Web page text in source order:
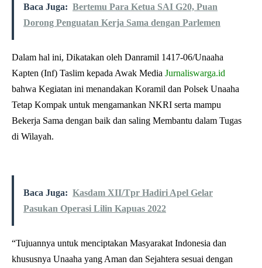
Baca Juga: Bertemu Para Ketua SAI G20, Puan
Dorong Penguatan Kerja Sama dengan Parlemen
Dalam hal ini, Dikatakan oleh Danramil 1417-06/Unaaha
Kapten (Inf) Taslim kepada Awak Media Jurnaliswarga.id
bahwa Kegiatan ini menandakan Koramil dan Polsek Unaaha
Tetap Kompak untuk mengamankan NKRI serta mampu
Bekerja Sama dengan baik dan saling Membantu dalam Tugas
di Wilayah.
Baca Juga: Kasdam XII/Tpr Hadiri Apel Gelar
Pasukan Operasi Lilin Kapuas 2022
“Tujuannya untuk menciptakan Masyarakat Indonesia dan
khususnya Unaaha yang Aman dan Sejahtera sesuai dengan